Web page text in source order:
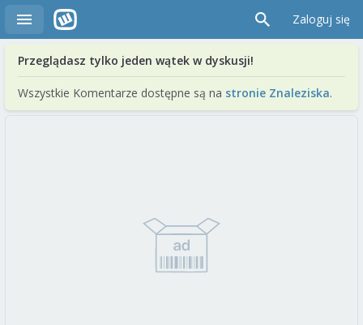
Zaloguj się
Przeglądasz tylko jeden wątek w dyskusji!
Wszystkie Komentarze dostępne są na stronie Znaleziska.